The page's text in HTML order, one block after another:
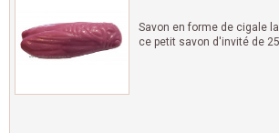
Savon en forme de cigale
ce petit savon d'invité de